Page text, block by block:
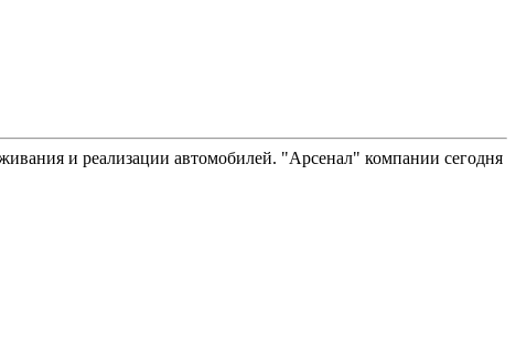
и реализации автомобилей. "Арсенал" компании сегодня